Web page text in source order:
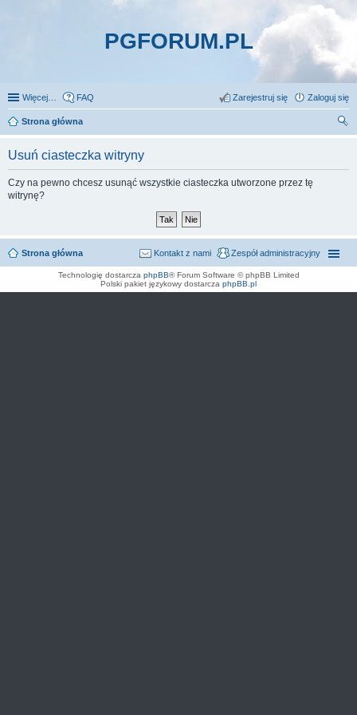
PGFORUM.PL
Więcej… FAQ Zaloguj się
Zarejestruj się
Strona główna
Usuń ciasteczka witryny
Czy na pewno chcesz usunąć wszystkie ciasteczka utworzone przez tę
witrynę?
Strona główna Zespół administracyjny
Kontakt z nami
Technologię dostarcza phpBB® Forum Software © phpBB Limited
Polski pakiet językowy dostarcza phpBB.pl